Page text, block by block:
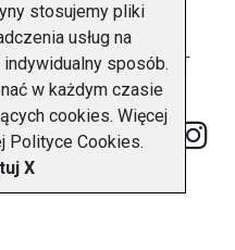
O FIRMIE KONTAKT
Navigator
stosujemy pliki
usług na
sposób.
w każdym czasie
cookies. Więcej
Polityce Cookies.
X